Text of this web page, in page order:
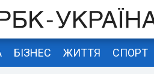
БІЗНЕС ЖИТТЯ СПОРТ